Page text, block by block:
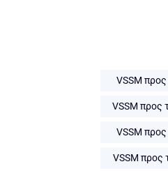
VSSM προς
VSSM προς
VSSM προς
VSSM προς